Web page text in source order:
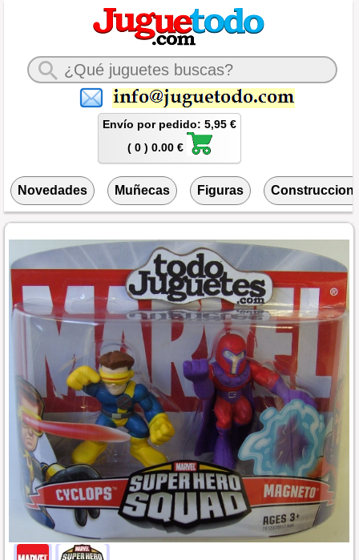
Envío por pedido: 5,95 €
( 0 ) 0.00 €
Novedades Muñecas Figuras